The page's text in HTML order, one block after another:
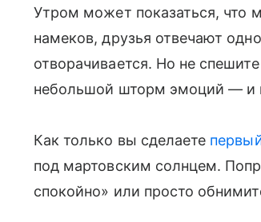
Утром может показаться, что
намеков, друзья отвечают
отворачивается. Но не
небольшой шторм эмоций — и
Как только вы сделаете
под мартовским солнцем.
спокойно» или просто